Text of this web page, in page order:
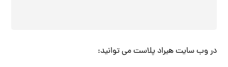
در وب‌ سایت هیراد پلاست می‌ توانید: